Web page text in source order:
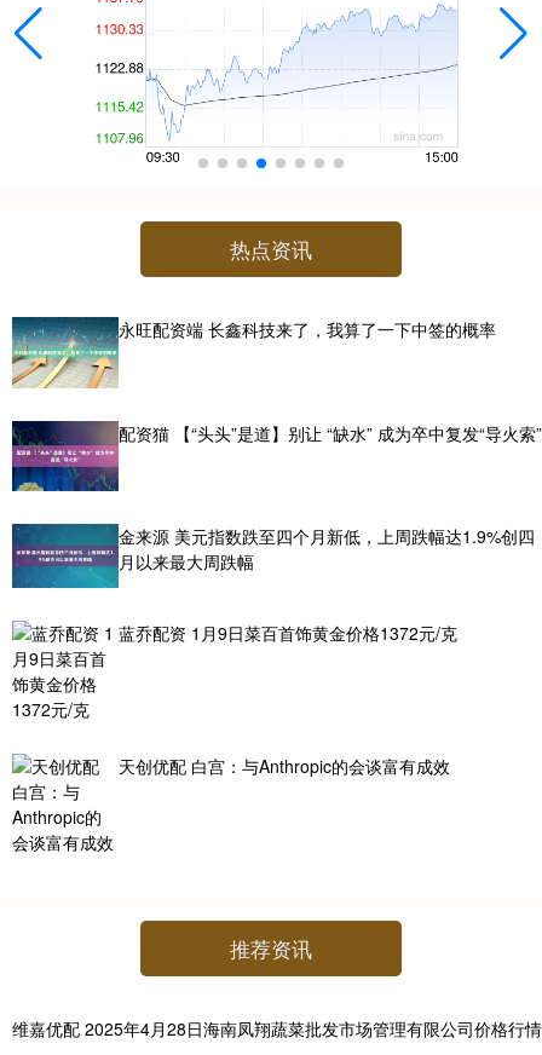
热点资讯
永旺配资端 长鑫科技来了，我算了一下中签的概率
配资猫 【“头头”是道】别让 “缺水” 成为卒中复发“导火索”
金来源 美元指数跌至四个月新低，上周跌幅达1.9%创四
月以来最大周跌幅
蓝乔配资 1月9日菜百首饰黄金价格1372元/克
天创优配 白宫：与Anthropic的会谈富有成效
推荐资讯
维嘉优配 2025年4月28日海南凤翔蔬菜批发市场管理有限公司价格行情